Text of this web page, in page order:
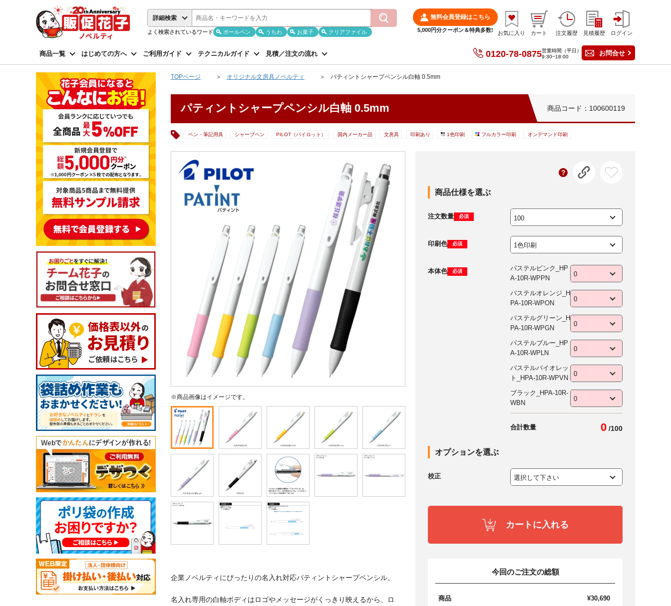
詳細検索
よく検索されているワード ボールペン うちわ お菓子 クリアファイル
無料会員登録はこちら
5,000円分クーポン＆特典多数! お気に入り カート 注文履歴 見積履歴 ログイン
商品一覧 はじめての方へ ご利用ガイド テクニカルガイド 見積／注文の流れ 0120-78-0875営業時間（平日）
9:30~18:00
お問合せ
TOPページ オリジナル文房具ノベルティ パティントシャープペンシル白軸 0.5mm
パティントシャープペンシル白軸 0.5mm 商品コード：100600119
ペン・筆記用具 シャープペン PILOT（パイロット） 国内メーカー品 文房具 印刷あり 1色印刷 フルカラー印刷 オンデマンド印刷
※商品画像はイメージです。
企業ノベルティにぴったりの名入れ対応パティントシャープペンシル。
名入れ専用の白軸ボディはロゴやメッセージがくっきり映えるから、ロ
商品仕様を選ぶ
注文数量 必須
印刷色 必須
本体色 必須
パステルピンク_HP
A-10R-WPPN
パステルオレンジ_H
PA-10R-WPON
パステルグリーン_H
PA-10R-WPGN
パステルブルー_HP
A-10R-WPLN
パステルバイオレッ
ト_HPA-10R-WPVN
ブラック_HPA-10R-
WBN
合計数量 0 /100
オプションを選ぶ
校正
カートに入れる
今回のご注文の総額
商品
¥30,690